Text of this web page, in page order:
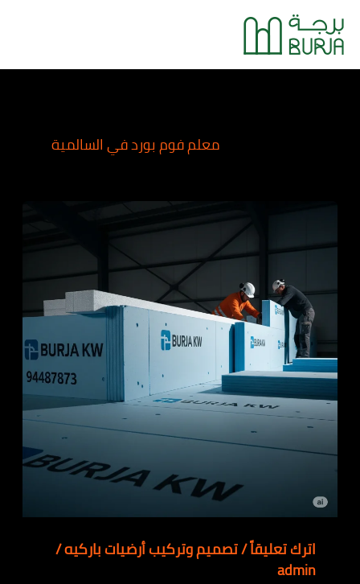
تخطي
إلى
المحتوى
معلم فوم بورد في السالمية
اترك تعليقاً/تصميم وتركيب أرضيات باركيه/
admin